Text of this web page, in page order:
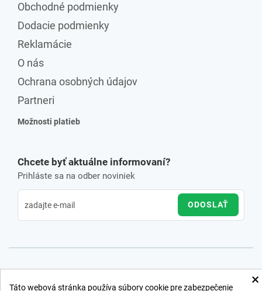
Obchodné podmienky
Dodacie podmienky
Reklamácie
O nás
Ochrana osobných údajov
Partneri
Možnosti platieb
Chcete byť aktuálne informovaní?
Prihláste sa na odber noviniek
ODOSLAŤ
×
Táto webová stránka používa súbory cookie pre zabezpečenie